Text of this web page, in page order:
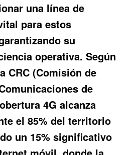
una línea de
para estos
su
operativa. Según
CRC (Comisión de
de
4G alcanza
el 85% del territorio
un 15% significativo